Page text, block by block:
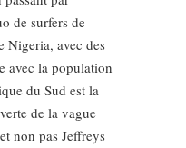
de surfers de
Nigeria, avec des
avec la population
du Sud est la
de la vague
non pas Jeffreys